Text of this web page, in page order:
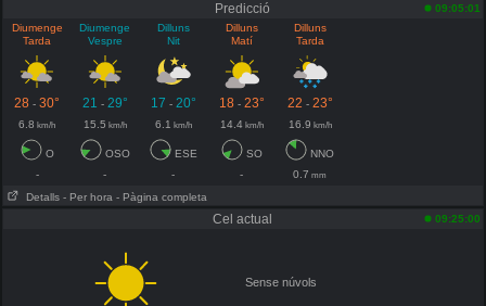
Predicció
09:05:01
Diumenge
Tarda
Diumenge
Vespre
Dilluns
Nit
Dilluns
Matí
Dilluns
Tarda
28 -30° 21 - 29° 17 - 20° 18- 23° 22 - 23°
6.8 km/h 15.5 km/h 6.1 km/h 14.4km/h 16.9 km/h
O OSO ESE SO
NNO
-
- - - 0.7 mm
Detalls - Per hora - Pàgina completa
Cel actual 09:25:00
Sense núvols